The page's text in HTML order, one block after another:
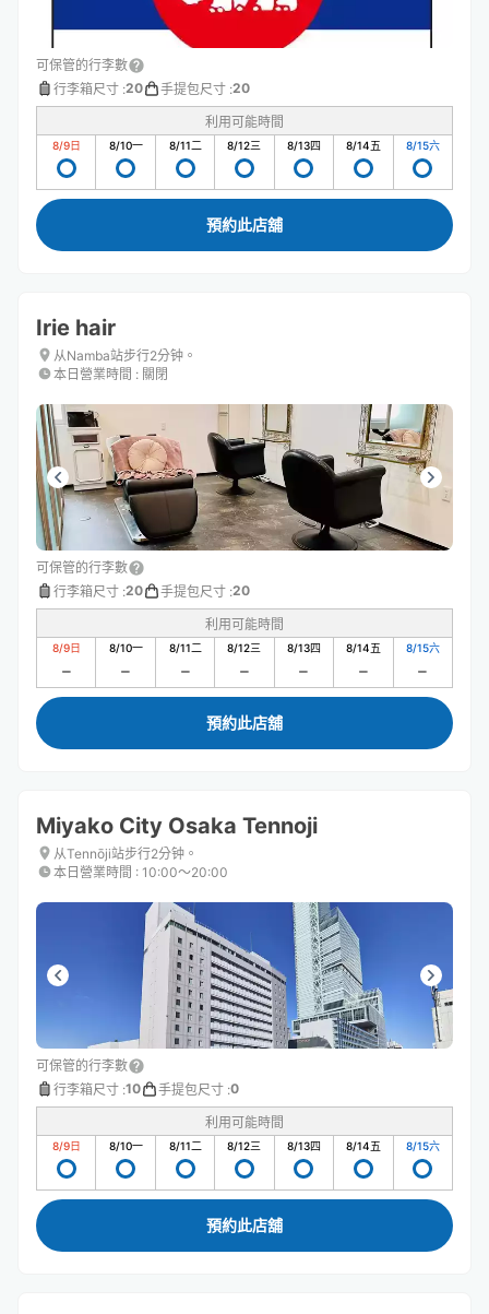
可保管的行李數
行李箱尺寸 :20 手提包尺寸 :20
利用可能時間
8/9日 8/10一 8/11二 8/12三 8/13四 8/14五 8/15六
預約此店舖
Irie hair
从Namba站步行2分钟。
本日營業時間 : 關閉
可保管的行李數
行李箱尺寸 :20 手提包尺寸 :20
利用可能時間
8/9日 8/10一 8/11二 8/12三 8/13四 8/14五 8/15六
預約此店舖
Miyako City Osaka Tennoji
从Tennōji站步行2分钟。
本日營業時間 : 10:00〜20:00
可保管的行李數
行李箱尺寸 :10 手提包尺寸 :0
利用可能時間
8/9日 8/10一 8/11二 8/12三 8/13四 8/14五 8/15六
預約此店舖